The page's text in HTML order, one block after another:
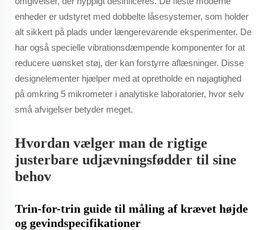
enheder er udstyret med dobbelte låsesystemer, som holder
alt sikkert på plads under længerevarende eksperimenter. De
har også specielle vibrationsdæmpende komponenter for at
reducere uønsket støj, der kan forstyrre aflæsninger. Disse
designelementer hjælper med at opretholde en nøjagtighed
på omkring 5 mikrometer i analytiske laboratorier, hvor selv
små afvigelser betyder meget.
Hvordan vælger man de rigtige
justerbare udjævningsfødder til sine
behov
Trin-for-trin guide til måling af krævet højde
og gevindspecifikationer